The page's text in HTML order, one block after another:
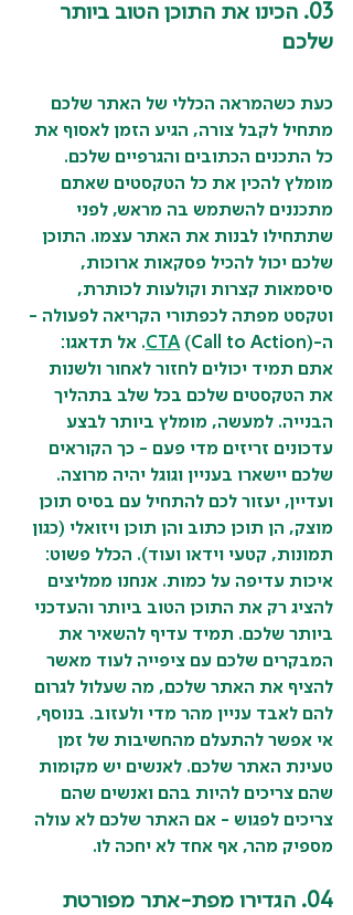
03. הכינו את התוכן הטוב ביותר
שלכם
כעת כשהמראה הכללי של האתר שלכם
מתחיל לקבל צורה, הגיע הזמן לאסוף את
כל התכנים הכתובים והגרפיים שלכם.
מומלץ להכין את כל הטקסטים שאתם
מתכננים להשתמש בה מראש, לפני
שתתחילו לבנות את האתר עצמו. התוכן
שלכם יכול להכיל פסקאות ארוכות,
סיסמאות קצרות וקולעות לכותרת,
וטקסט מפתה לכפתורי הקריאה לפעולה -
ה-(Call to Action)
CTA. אל תדאגו:
אתם תמיד יכולים לחזור לאחור ולשנות
את הטקסטים שלכם בכל שלב בתהליך
הבנייה. למעשה, מומלץ ביותר לבצע
עדכונים זריזים מדי פעם - כך הקוראים
שלכם יישארו בעניין וגוגל יהיה מרוצה.
ועדיין, יעזור לכם להתחיל עם בסיס תוכן
מוצק, הן תוכן כתוב והן תוכן ויזואלי (כגון
תמונות, קטעי וידאו ועוד). הכלל פשוט:
איכות עדיפה על כמות. אנחנו ממליצים
להציג רק את התוכן הטוב ביותר והעדכני
ביותר שלכם. תמיד עדיף להשאיר את
המבקרים שלכם עם ציפייה לעוד מאשר
להציף את האתר שלכם, מה שעלול לגרום
להם לאבד עניין מהר מדי ולעזוב. בנוסף,
אי אפשר להתעלם מהחשיבות של זמן
טעינת האתר שלכם. לאנשים יש מקומות
שהם צריכים להיות בהם ואנשים שהם
צריכים לפגוש - אם האתר שלכם לא עולה
מספיק מהר, אף אחד לא יחכה לו.
04. הגדירו מפת-אתר מפורטת